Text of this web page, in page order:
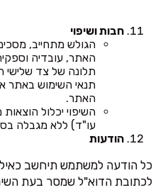
חבות ושיפוי
הגולש מתחייב,
האתר, עובדיה
תלונה של צד שלישי
תנאי השימוש באתר
האתר.
השיפוי יכלול
עו"ד) ללא מגבלה
הודעות
כל הודעה למשתמש תיחשב
לכתובת הדוא"ל שמסר בעת